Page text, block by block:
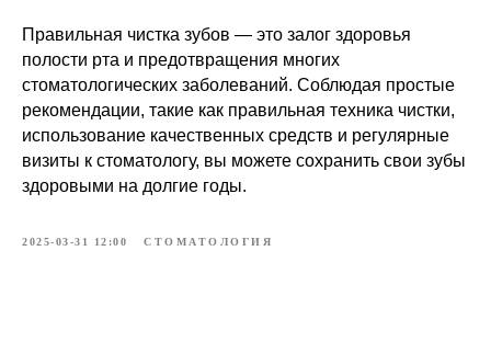
Правильная чистка зубов — это залог здоровья
полости рта и предотвращения многих
стоматологических заболеваний. Соблюдая простые
рекомендации, такие как правильная техника чистки,
использование качественных средств и регулярные
визиты к стоматологу, вы можете сохранить свои зубы
здоровыми на долгие годы.
2025-03-31 12:00 СТОМАТОЛОГИЯ